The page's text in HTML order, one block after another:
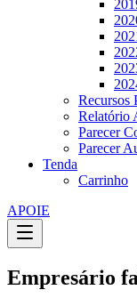
Recursos
Relatório
Parecer
Parecer
Tenda
Carrinho
APOIE
Empresário